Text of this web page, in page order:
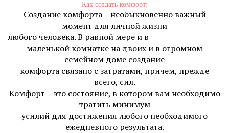
Как создать комфорт:
Создание комфорта – необыкновенно важный
момент для личной жизни
любого человека. В равной мере и в
маленькой комнатке на двоих и в огромном
семейном доме создание
комфорта связано с затратами, причем, прежде
всего, сил.
Комфорт – это состояние, в котором вам необходимо
тратить минимум
усилий для достижения любого необходимого
ежедневного результата.